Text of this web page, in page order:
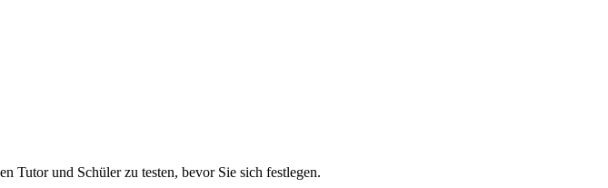
Tutor und Schüler zu testen, bevor Sie sich festlegen.